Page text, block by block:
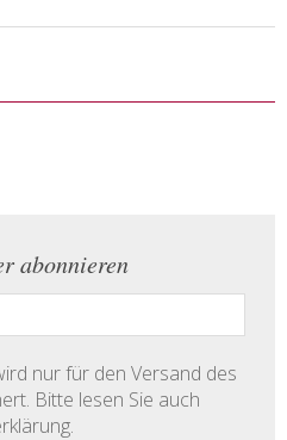
abonnieren
nur für den Versand des
Bitte lesen Sie auch